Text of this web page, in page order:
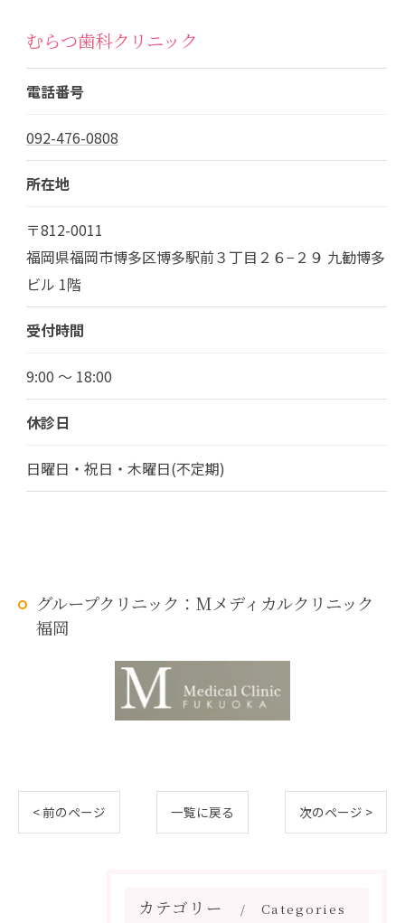
むらつ歯科クリニック
電話番号
092-476-0808
所在地
〒812-0011
福岡県福岡市博多区博多駅前３丁目２６−２９ 九勧博多
ビル 1階
受付時間
9:00 ～ 18:00
休診日
日曜日・祝日・木曜日(不定期)
グループクリニック：Mメディカルクリニック
福岡
< 前のページ 一覧に戻る 次のページ >
カテゴリー Categories